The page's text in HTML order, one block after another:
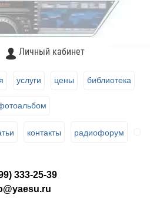
Личный кабинет
услуги цены библиотека
контакты радиофорум
333-25-39